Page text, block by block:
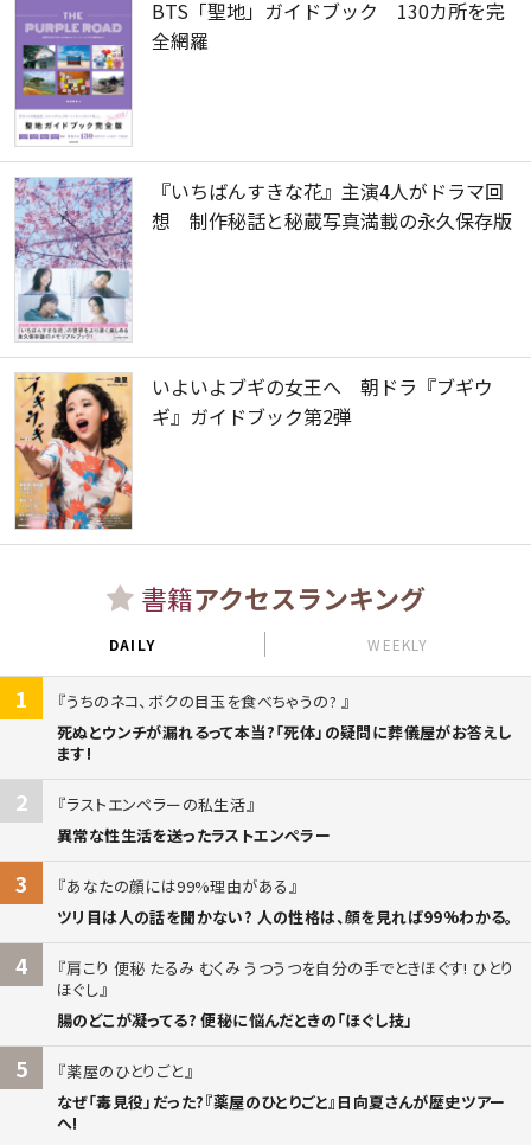
BTS「聖地」ガイドブック 130カ所を完
全網羅
『いちばんすきな花』主演4人がドラマ回
想 制作秘話と秘蔵写真満載の永久保存版
いよいよブギの女王へ 朝ドラ『ブギウ
ギ』ガイドブック第2弾
書籍アクセスランキング
DAILY WEEKLY
1
うちのネコ、ボクの目玉を食べちゃうの?
死ぬとウンチが漏れるって本当?「死体」の疑問に葬儀屋がお答えし
ます!
2
ラストエンペラーの私生活
異常な性生活を送ったラストエンペラー
3
あなたの顔には99%理由がある
ツリ目は人の話を聞かない? 人の性格は、顔を見れば99%わかる。
4
肩こり 便秘 たるみ むくみ うつうつを自分の手でときほぐす! ひとり
ほぐし
腸のどこが凝ってる? 便秘に悩んだときの「ほぐし技」
5
薬屋のひとりごと
なぜ「毒見役」だった?『薬屋のひとりごと』日向夏さんが歴史ツアー
へ!